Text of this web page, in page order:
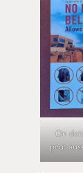
On
peut